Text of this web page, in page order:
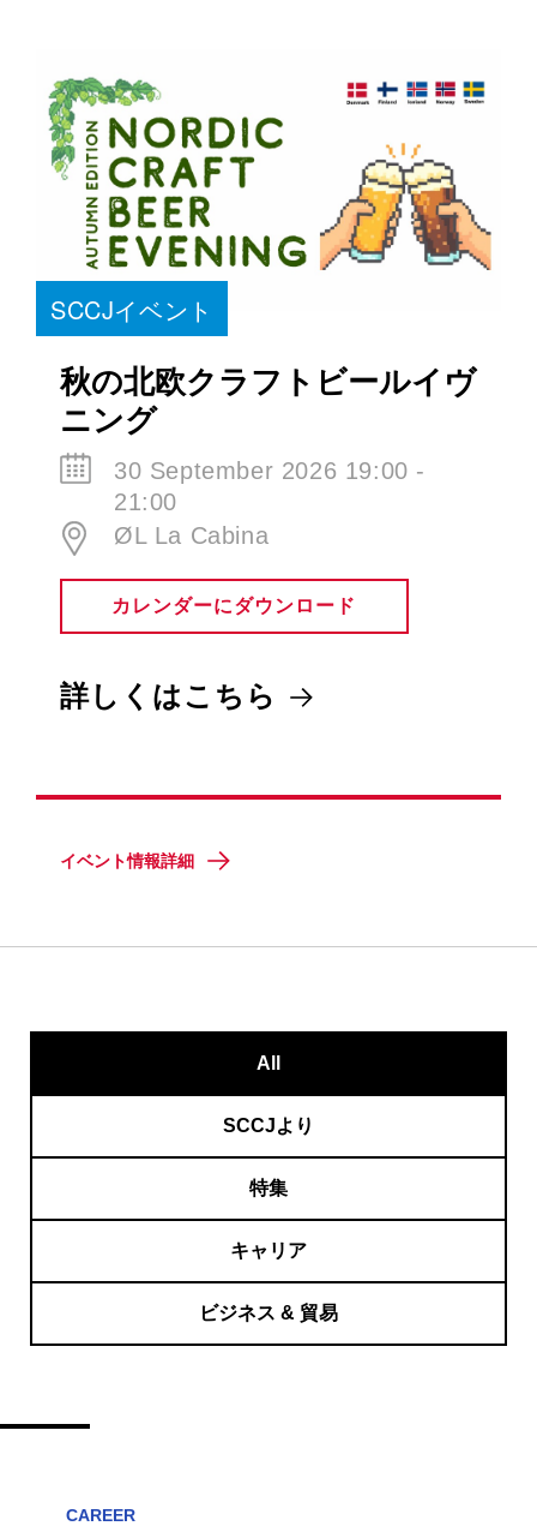
SCCJイベント
秋の北欧クラフトビールイヴ
ニング
30 September 2026 19:00 -
21:00
ØL La Cabina
カレンダーにダウンロード
詳しくはこちら
イベント情報詳細
All
SCCJより
特集
キャリア
ビジネス & 貿易
CAREER